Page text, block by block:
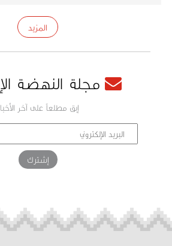
المزيد
مجلة النهضة
إبق مطلعاً على آخر